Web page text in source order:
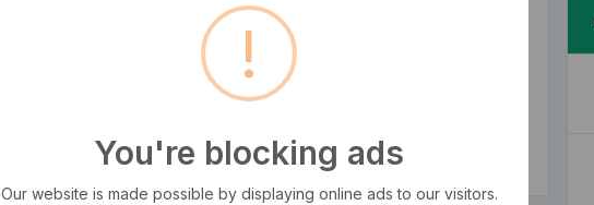
!
You're blocking ads
Our website is made possible by displaying online ads to our visitors.